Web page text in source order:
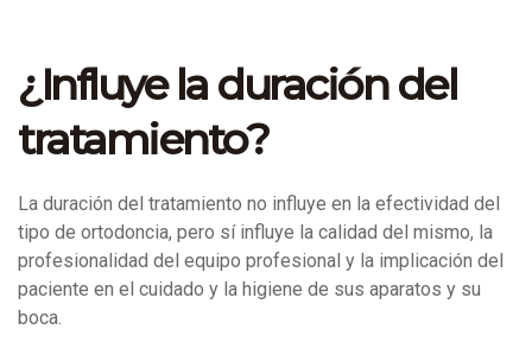
¿Influye la duración del
tratamiento?
La duración del tratamiento no influye en la efectividad del
tipo de ortodoncia, pero sí influye la calidad del mismo, la
profesionalidad del equipo profesional y la implicación del
paciente en el cuidado y la higiene de sus aparatos y su
boca.